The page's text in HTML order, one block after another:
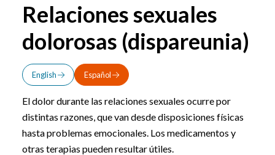
Relaciones sexuales
dolorosas (dispareunia)
English Español
El dolor durante las relaciones sexuales ocurre por
distintas razones, que van desde disposiciones físicas
hasta problemas emocionales. Los medicamentos y
otras terapias pueden resultar útiles.